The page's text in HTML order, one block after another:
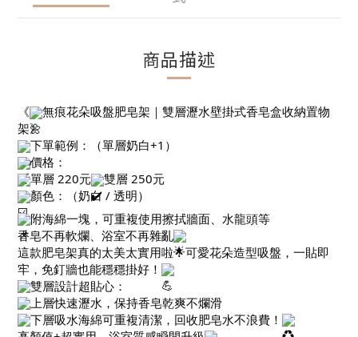
商品描述
《
無痕花朵吸盤肥皂架｜雙層瀝水壁掛式香皂盒收納置物
架》
下單範例：（單層奶白+1）
價格：
單層 220元
雙層 250元
顏色：（奶白 / 透明）
附海綿一塊，可重複使用擦拭牆面、水龍頭等
香皂不再軟爛、浴室不再雜亂
這款肥皂架真的太美太實用啦！可愛花朵造型吸盤，一貼即
牢，免釘牆也能穩穩掛好！
雙層設計超貼心：
上層快速瀝水，保持香皂乾爽不爛滑
下層吸水海綿可重複清潔，回收肥皂水不浪費！